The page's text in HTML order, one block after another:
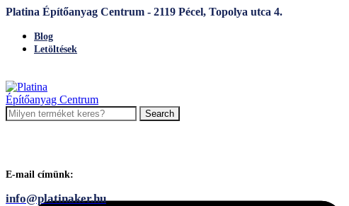
Platina Építőanyag Centrum - 2119 Pécel, Topolya utca 4.
Blog
Letöltések
Search
E-mail címünk:
info@platinaker.hu